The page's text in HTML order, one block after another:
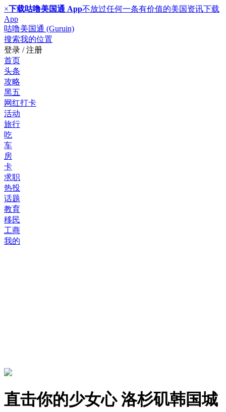
×下载咕噜美国通 App不放过任何一条有价值的美国资讯下载
App
咕噜美国通 (Guruin)
搜索我的位置
登录 / 注册
首页
头条
攻略
黑五
网红打卡
活动
旅行
吃
车
房
卡
求职
热投
话题
教育
移民
工商
我的
直击你的少女心 洛杉矶韩国城